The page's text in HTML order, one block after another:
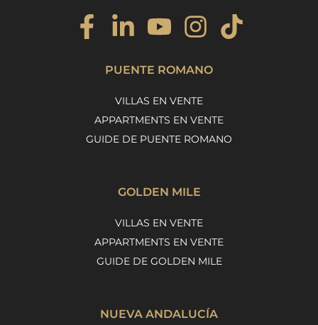
PUENTE ROMANO
VILLAS EN VENTE
APPARTMENTS EN VENTE
GUIDE DE PUENTE ROMANO
GOLDEN MILE
VILLAS EN VENTE
APPARTMENTS EN VENTE
GUIDE DE GOLDEN MILE
NUEVA ANDALUCÍA